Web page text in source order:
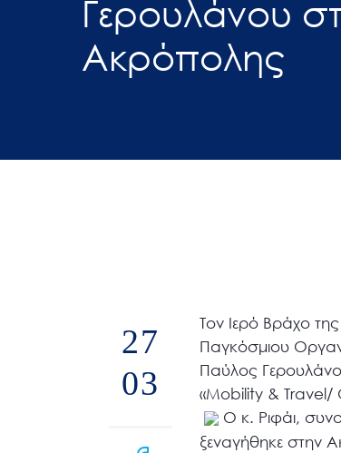
Γερουλάνου
Ακρόπολης
27
03
Τον Ιερό Βράχο
Παγκόσμιου
Παύλος
«Mobility & Travel/
Ο κ. Ριφάι,
ξεναγήθηκε στην